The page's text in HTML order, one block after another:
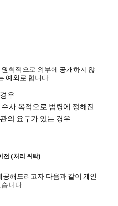
칙적으로 외부에 공개하지 않
예외로 합니다.
우
사 목적으로 법령에 정해진
의 요구가 있는 경우
전 (처리 위탁)
해드리고자 다음과 같이 개인
니다.